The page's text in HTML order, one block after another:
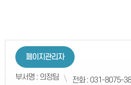
페이지관리자
부서명 : 의정팀 전화 : 031-8075-